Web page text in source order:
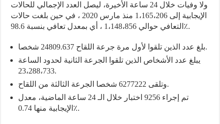
ولا وفيات خلال 24 ساعة الأخيرة، ليصل العدد الإجمالي للحالات
الإيجابية إلى 1،165،206 منذ مارس 2020 ، في حين بلغت حالات
التعافي حوالي 1،148،856 ، أي بمعدل تعافي بنسبة 98.6٪.
بلغ عدد الذين تلقوا لأول مرة جرعة اللقاح 24809.637 شخصا.
يبلغ عدد الأشخاص الذين تلقوا الجرعة الثانية لحدود الساعة
23،288،733.
وتلقى 6277222 شخصا الجرعة الثالثة من اللقاح.
تم إجراء 9256 اختبار خلال الـ 24 ساعة الماضية، معدل
الإيجابية منها 0.74٪.